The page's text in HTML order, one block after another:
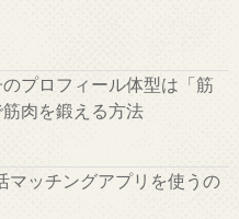
プロフィール体型は「筋
肉を鍛える方法
マッチングアプリを使うの